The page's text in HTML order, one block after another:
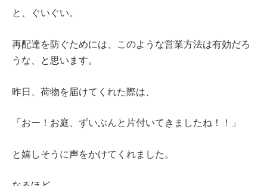
と、ぐいぐい。
再配達を防ぐためには、このような営業方法は有効だろ
うな、と思います。
昨日、荷物を届けてくれた際は、
「おー！お庭、ずいぶんと片付いてきましたね！！」
と嬉しそうに声をかけてくれました。